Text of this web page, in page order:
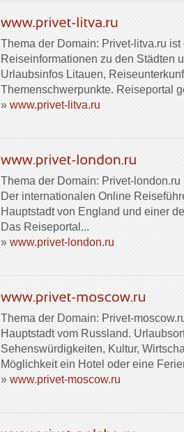
Thema der Domain: Privet-litva.ru
Reiseinformationen zu den Städten
Urlaubsinfos Litauen,
Themenschwerpunkte. Reiseportal
»www.privet-litva.ru
Thema der Domain: Privet-
Der internationalen Online
Hauptstadt von England und einer
Das Reiseportal...
»www.privet-london.ru
Thema der Domain: Privet-
Hauptstadt vom Russland.
Sehenswürdigkeiten, Kultur,
Möglichkeit ein Hotel oder eine
»www.privet-moscow.ru